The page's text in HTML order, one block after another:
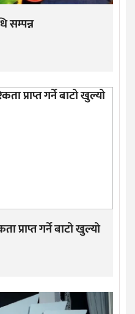
सम्पन्न
प्राप्त गर्ने बाटो खुल्यो